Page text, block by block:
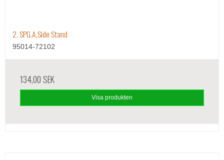
2. SPG.A,Side Stand
95014-72102
134,00 SEK
Visa produkten